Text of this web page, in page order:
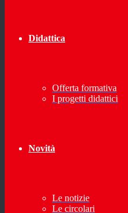
Didattica
Offerta formativa
I progetti didattici
Novità
Le notizie
Le circolari